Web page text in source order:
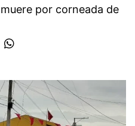
por corneada de